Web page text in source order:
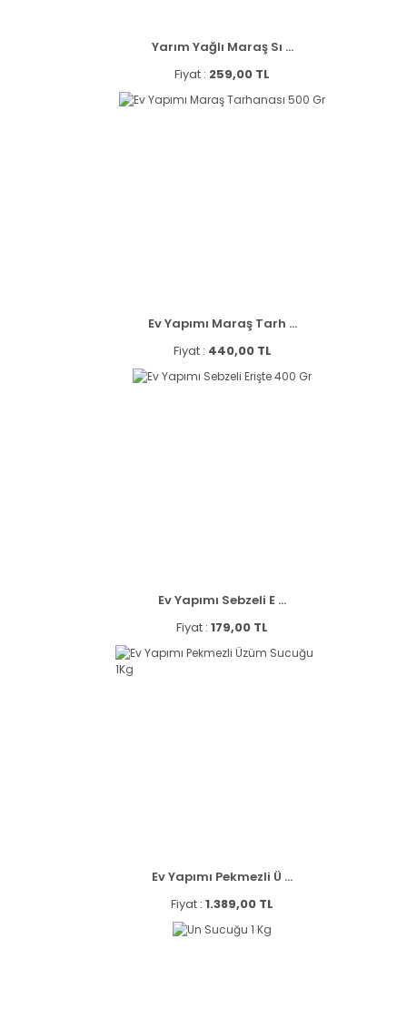
Yarım Yağlı Maraş Sı ...
Fiyat : 259,00 TL
Ev Yapımı Maraş Tarh ...
Fiyat : 440,00 TL
Ev Yapımı Sebzeli E ...
Fiyat : 179,00 TL
Ev Yapımı Pekmezli Ü ...
Fiyat : 1.389,00 TL